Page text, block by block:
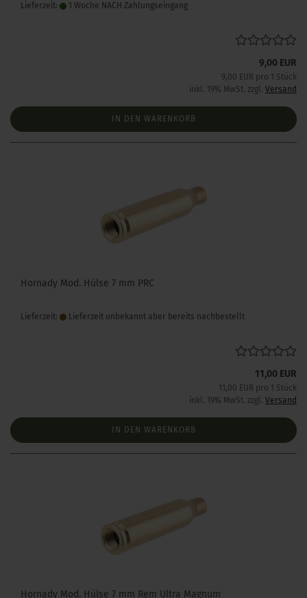
Lieferzeit: 1 Woche NACH Zahlungseingang
9,00 EUR
9,00 EUR pro 1 Stück
inkl. 19% MwSt. zzgl. Versand
IN DEN WARENKORB
Hornady Mod. Hülse 7 mm PRC
Lieferzeit: Lieferzeit unbekannt aber bereits nachbestellt
11,00 EUR
11,00 EUR pro 1 Stück
inkl. 19% MwSt. zzgl. Versand
IN DEN WARENKORB
Hornady Mod. Hülse 7 mm Rem Ultra Magnum